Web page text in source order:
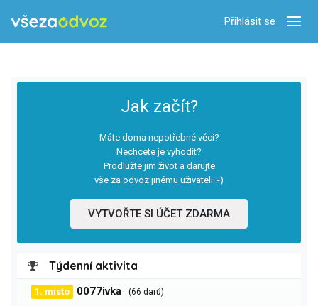
Přihlásit se
Jak začít?
Máte doma nepotřebné věci?
Nechcete je vyhodit?
Prodlužte jim život a darujte
vše za odvoz jinému uživateli :-)
VYTVOŘTE SI ÚČET ZDARMA
Týdenní aktivita
1. místo 0077ivka (66 darů)